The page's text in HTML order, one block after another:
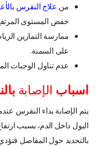
من علاج النقرس
خفض المستوى
ممارسة التمارين
على السمنة.
عدم تناول الوجبات
اسباب الإصابة
يتم الإصابة بداء النقرس
البول داخل الدم، بسبب
بالتحديد حول المفاصل